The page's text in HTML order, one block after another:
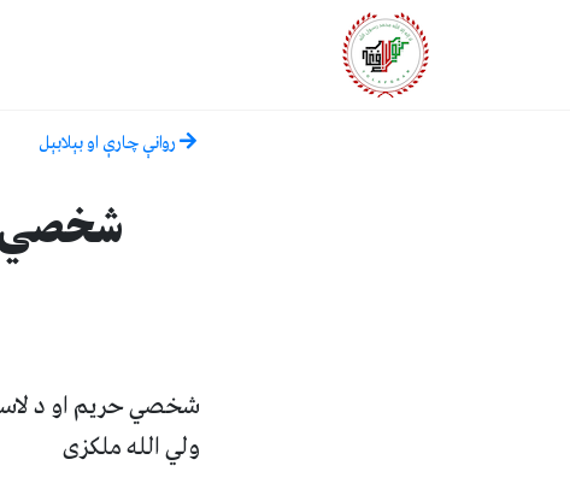
روانې چارې او بېلابېل
شخصي
شخصي حریم او د
ولي الله ملکزی